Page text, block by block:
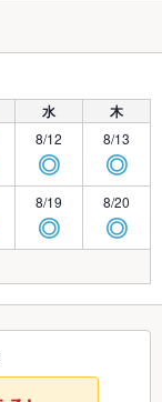
水 木
8/12
◎
8/13
◎
8/19
◎
8/20
◎
◎ ◎
9/2 9/3